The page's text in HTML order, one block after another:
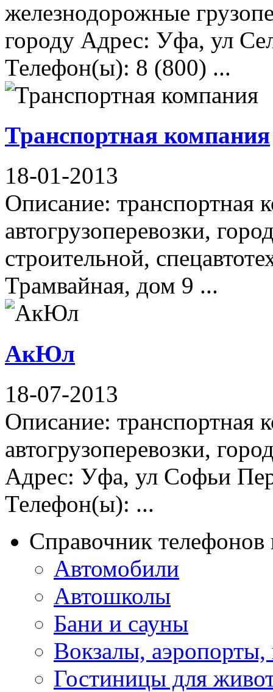
железнодорожные
городу Адрес: Уфа, ул
Телефон(ы): 8 (800) ...
Транспортная компания
18-01-2013
Описание: транспортная
автогрузоперевозки,
строительной,
Трамвайная, дом 9 ...
АкЮл
18-07-2013
Описание: транспортная
автогрузоперевозки,
Адрес: Уфа, ул Софьи
Телефон(ы): ...
Справочник
Автомобили
Автошколы
Бани и сауны
Вокзалы,
Гостиницы для